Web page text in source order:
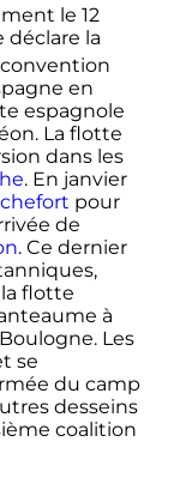
le 12
déclare la
en
espagnole
La flotte
dans les
. En janvier
pour
de
. Ce dernier
flotte
à
Les
se
du camp
desseins
coalition